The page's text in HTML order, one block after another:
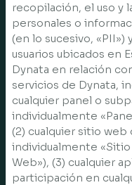
recopilación, el uso y
personales o
(en lo sucesivo,
usuarios ubicados en
Dynata en relación
servicios de Dynata,
cualquier panel o
individualmente
(2) cualquier sitio web
individualmente
Web»), (3) cualquier
participación en